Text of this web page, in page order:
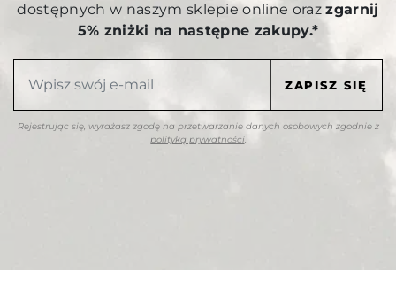
dostępnych w naszym sklepie online orazzgarnij
5% zniżki na następne zakupy.*
Rejestrując się, wyrażasz zgodę na przetwarzanie danych osobowych zgodnie z
polityką prywatności.